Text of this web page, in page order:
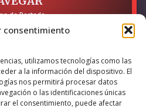
consentimiento
utilizamos tecnologías como las
a la información del dispositivo. El
nos permitirá procesar datos
o las identificaciones únicas
el consentimiento, puede afectar
de Portada
de Privacidad
de Cookies